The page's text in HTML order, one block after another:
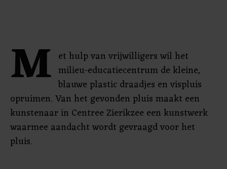
M et hulp van vrijwilligers wil het
milieu-educatiecentrum de kleine,
blauwe plastic draadjes en vispluis
opruimen. Van het gevonden pluis maakt een
kunstenaar in Centree Zierikzee een kunstwerk
waarmee aandacht wordt gevraagd voor het
pluis.